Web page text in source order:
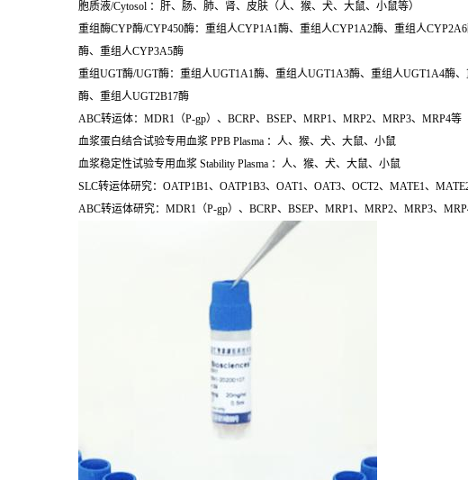
胞质液/Cytosol ：肝、肠、肺、肾、皮肤（人、猴、犬、大鼠、小鼠等）
重组酶CYP酶/CYP450酶：重组人CYP1A1酶、重组人CYP1A2酶、重组人
酶、重组人CYP3A5酶
重组UGT酶/UGT酶：重组人UGT1A1酶、重组人UGT1A3酶、重组人UGT1A4酶
酶、重组人UGT2B17酶
ABC转运体：MDR1（P-gp）、BCRP、BSEP、MRP1、MRP2、MRP3、MRP4等
血浆蛋白结合试验专用血浆 PPB Plasma ：人、猴、犬、大鼠、小鼠
血浆稳定性试验专用血浆 Stability Plasma ：人、猴、犬、大鼠、小鼠
SLC转运体研究：OATP1B1、OATP1B3、OAT1、OAT3、OCT2、MATE1、
ABC转运体研究：MDR1（P-gp）、BCRP、BSEP、MRP1、MRP2、MRP3、